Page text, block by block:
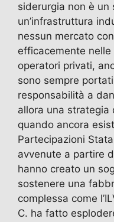
siderurgia non è un
un’infrastruttura
nessun mercato
efficacemente
operatori privati,
sono sempre
responsabilità a
allora una strategia
quando ancora
Partecipazioni
avvenute a partire
hanno creato un
sostenere una
complessa come
C. ha fatto